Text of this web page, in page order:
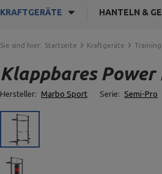
KRAFTGERÄTE HANTELN &
Sie sind hier: Startseite Kraftgeräte
Klappbares Power
Hersteller: Marbo Sport Serie: Semi-Pro